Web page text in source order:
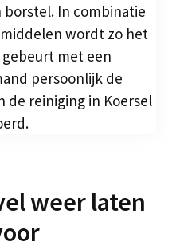
borstel. In combinatie
wordt zo het
met een
persoonlijk de
de reiniging in Koersel
weer laten